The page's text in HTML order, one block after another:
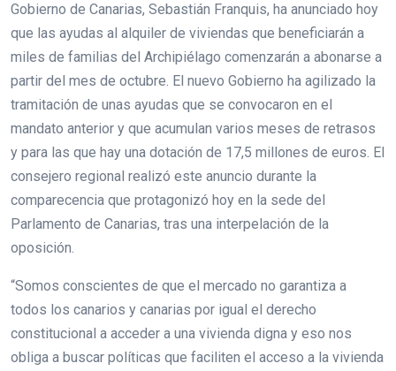
Gobierno de Canarias, Sebastián Franquis, ha anunciado hoy
que las ayudas al alquiler de viviendas que beneficiarán a
miles de familias del Archipiélago comenzarán a abonarse a
partir del mes de octubre. El nuevo Gobierno ha agilizado la
tramitación de unas ayudas que se convocaron en el
mandato anterior y que acumulan varios meses de retrasos
y para las que hay una dotación de 17,5 millones de euros. El
consejero regional realizó este anuncio durante la
comparecencia que protagonizó hoy en la sede del
Parlamento de Canarias, tras una interpelación de la
oposición.
“Somos conscientes de que el mercado no garantiza a
todos los canarios y canarias por igual el derecho
constitucional a acceder a una vivienda digna y eso nos
obliga a buscar políticas que faciliten el acceso a la vivienda